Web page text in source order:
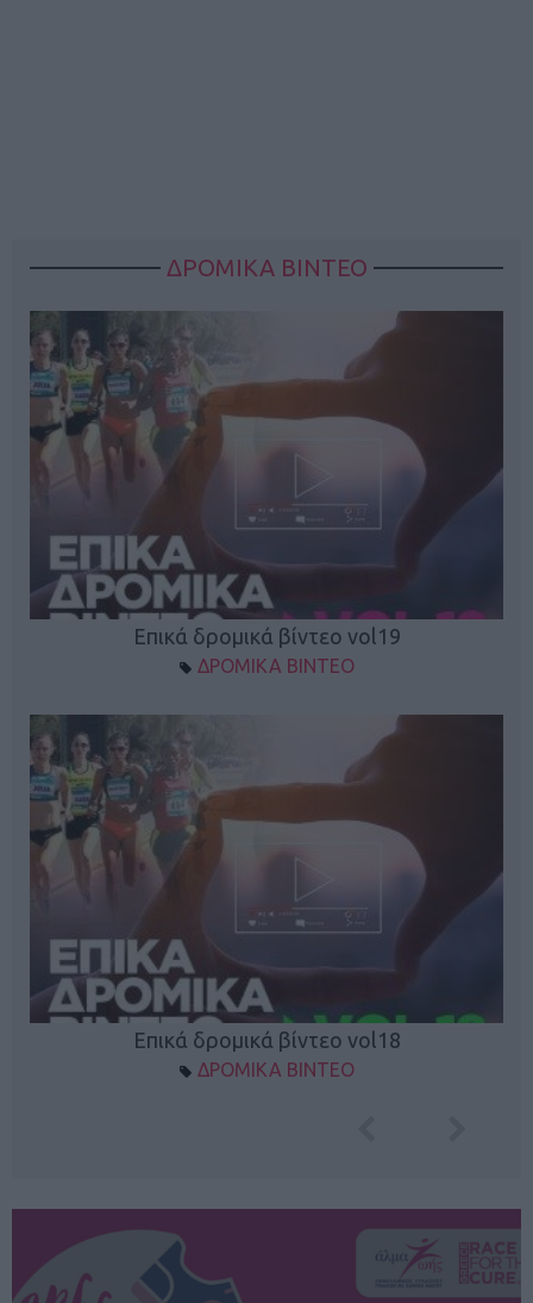
ΔΡΟΜΙΚΑ ΒΙΝΤΕΟ
Επικά δρομικά βίντεο vol19
ΔΡΟΜΙΚΑ ΒΙΝΤΕΟ
Επικά δρομικά βίντεο vol18
ΔΡΟΜΙΚΑ ΒΙΝΤΕΟ